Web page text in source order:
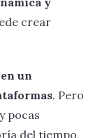
crear
un
. Pero
pocas
del tiempo,